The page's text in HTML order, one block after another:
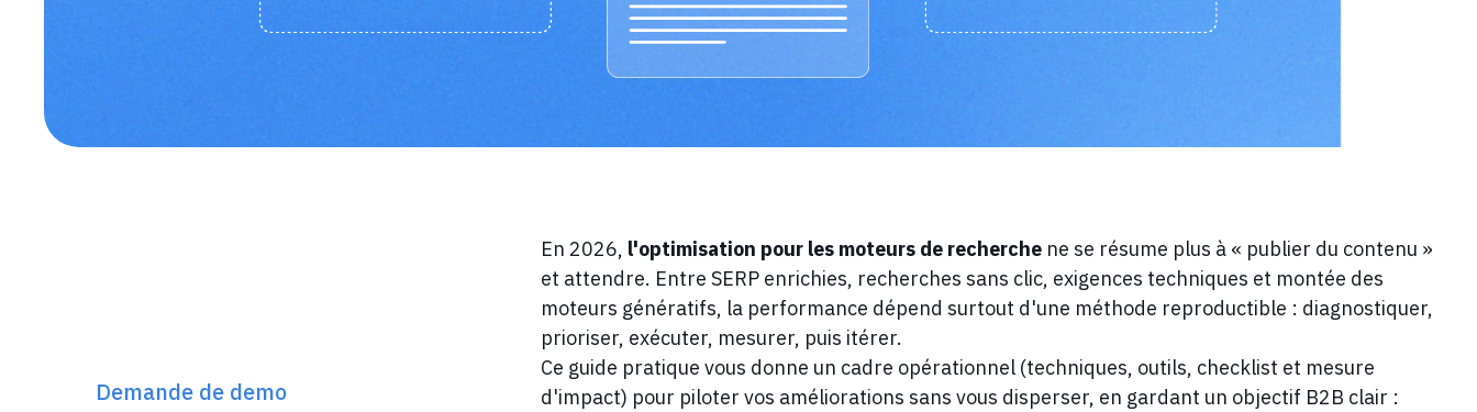
Demande de demo
En 2026, l'optimisation pour les moteurs de recherchene se résume plus à « publier du contenu »
et attendre. Entre SERP enrichies, recherches sans clic, exigences techniques et montée des
moteurs génératifs, la performance dépend surtout d'une méthode reproductible : diagnostiquer,
prioriser, exécuter, mesurer, puis itérer.
Ce guide pratique vous donne un cadre opérationnel (techniques, outils, checklist et mesure
d'impact) pour piloter vos améliorations sans vous disperser, en gardant un objectif B2B clair :